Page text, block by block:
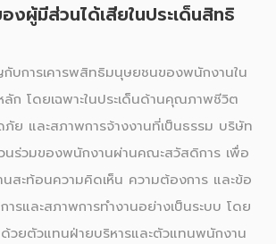
งผู้มีส่วนได้เสียในประเด็นสิทธิ
บการเคารพสิทธิมนุษยชนของพนักงานใน
ลัก โดยเฉพาะในประเด็นด้านคุณภาพชีวิต
ย และสภาพการจ้างงานที่เป็นธรรม บริษัท
นร่วมของพนักงานผ่านคณะสวัสดิการ เพื่อ
นสะท้อนความคิดเห็น ความต้องการ และข้อ
ารและสภาพการทำงานอย่างเป็นระบบ โดย
วยตัวแทนฝ่ายบริหารและตัวแทนพนักงาน